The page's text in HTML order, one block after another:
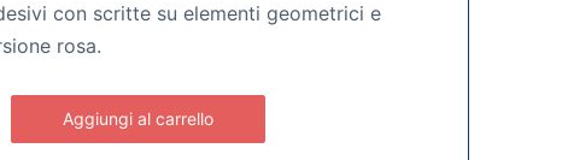
con scritte su elementi geometrici e
rosa.
Aggiungi al carrello